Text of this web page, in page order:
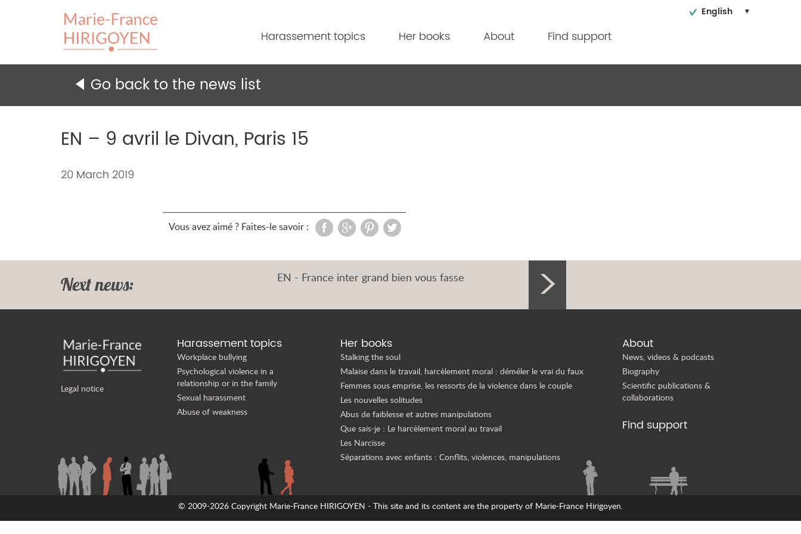
Harassement topics Her books About Find support
English
Go back to the news list
EN – 9 avril le Divan, Paris 15
Content
20 March 2019
Vous avez aimé ? Faites-le savoir :
Next news: EN - France inter grand bien vous fasse
Legal notice
Harassement topics
Workplace bullying
Psychological violence in a
relationship or in the family
Sexual harassment
Abuse of weakness
Her books
Stalking the soul
Malaise dans le travail, harcèlement moral : déméler le vrai du faux
Femmes sous emprise, les ressorts de la violence dans le couple
Les nouvelles solitudes
Abus de faiblesse et autres manipulations
Que sais-je : Le harcèlement moral au travail
Les Narcisse
Séparations avec enfants : Conflits, violences, manipulations
About
News, videos & podcasts
Biography
Scientific publications &
collaborations
Find support
© 2009-2026 Copyright Marie-France HIRIGOYEN - This site and its content are the property of Marie-France Hirigoyen.